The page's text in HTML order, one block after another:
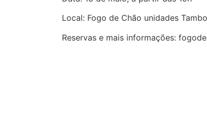
Local: Fogo de Chão unidades
Reservas e mais informações: